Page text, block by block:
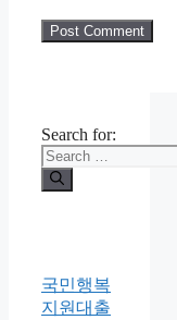
Search for:
국민행복
지원대출